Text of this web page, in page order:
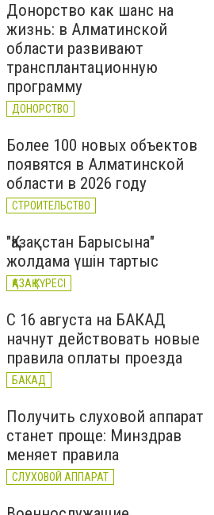
Донорство как шанс на
жизнь: в Алматинской
области развивают
трансплантационную
программу
ДОНОРСТВО
Более 100 новых объектов
появятся в Алматинской
области в 2026 году
СТРОИТЕЛЬСТВО
"Қазақстан Барысына"
жолдама үшін тартыс
ҚАЗАҚ КҮРЕСІ
С 16 августа на БАКАД
начнут действовать новые
правила оплаты проезда
БАКАД
Получить слуховой аппарат
станет проще: Минздрав
меняет правила
СЛУХОВОЙ АППАРАТ